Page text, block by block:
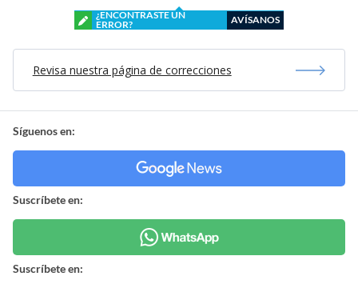
¿ENCONTRASTE UN
ERROR?
AVÍSANOS
Revisa nuestra página de correcciones
Síguenos en:
Suscríbete en:
Suscríbete en: